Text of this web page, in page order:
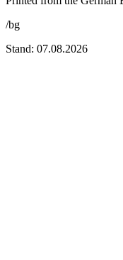
/bg
Stand: 07.08.2026